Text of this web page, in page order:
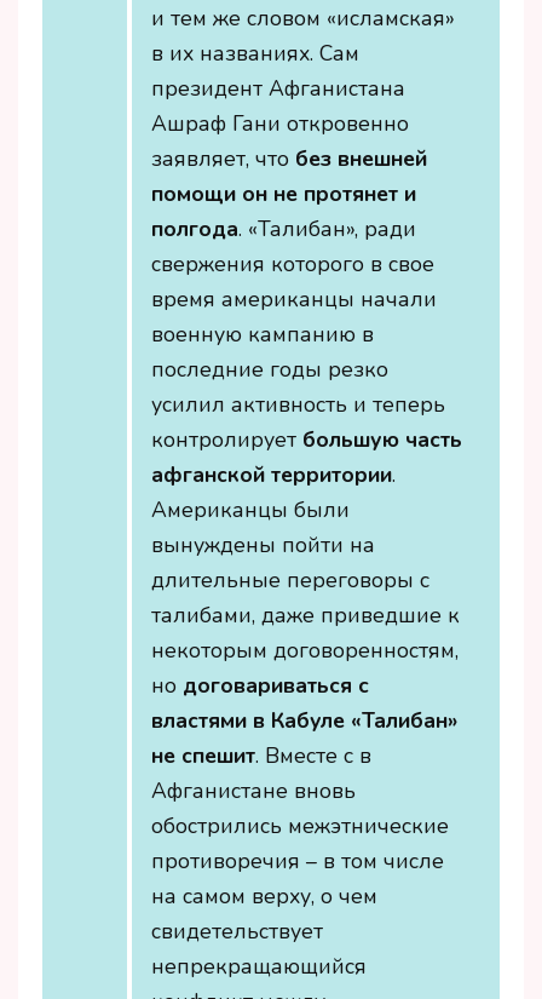
и тем же словом «исламская»
в их названиях. Сам
президент Афганистана
Ашраф Гани откровенно
заявляет, что без внешней
помощи он не протянет и
полгода. «Талибан», ради
свержения которого в свое
время американцы начали
военную кампанию в
последние годы резко
усилил активность и теперь
контролирует большую часть
афганской территории.
Американцы были
вынуждены пойти на
длительные переговоры с
талибами, даже приведшие к
некоторым договоренностям,
но договариваться с
властями в Кабуле «Талибан»
не спешит. Вместе с в
Афганистане вновь
обострились межэтнические
противоречия – в том числе
на самом верху, о чем
свидетельствует
непрекращающийся